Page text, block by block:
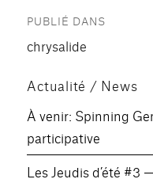
de
PUBLIÉ DANS
chrysalide
Actualité / News
À venir: Spinning
participative
Les Jeudis d’été #3